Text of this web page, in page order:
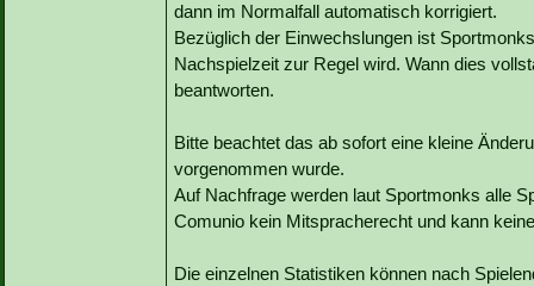
dann im Normalfall automatisch korrigiert.
Bezüglich der Einwechslungen ist
Nachspielzeit zur Regel wird. Wann dies
beantworten.
Bitte beachtet das ab sofort eine kleine
vorgenommen wurde.
Auf Nachfrage werden laut Sportmonks alle
Comunio kein Mitspracherecht und kann
Die einzelnen Statistiken können nach